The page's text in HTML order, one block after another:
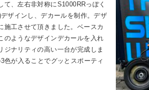
て、左右非対称にS1000RRっぽく
ザインし、デカールを制作。デザ
施工させて頂きました。ベースカ
のようなデザインデカールを入れ
ジナリティの高い一台が完成しま
色が入ることでグッとスポーティ